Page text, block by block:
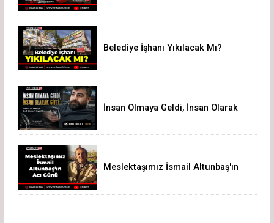
Belediye İşhanı Yıkılacak Mı?
İnsan Olmaya Geldi, İnsan Olarak
Meslektaşımız İsmail Altunbaş'ın